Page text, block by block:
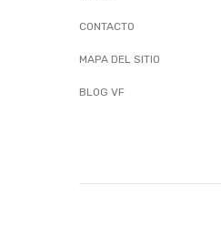
CONTACTO
MAPA DEL SITIO
BLOG VF